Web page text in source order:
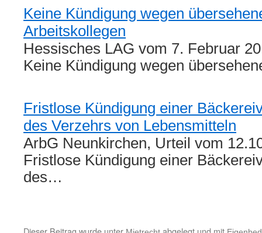
Keine Kündigung wegen
Arbeitskollegen
Hessisches LAG vom 7. Februar
Keine Kündigung wegen
Fristlose Kündigung einer
des Verzehrs von Lebensmitteln
ArbG Neunkirchen, Urteil vom
Fristlose Kündigung einer
des…